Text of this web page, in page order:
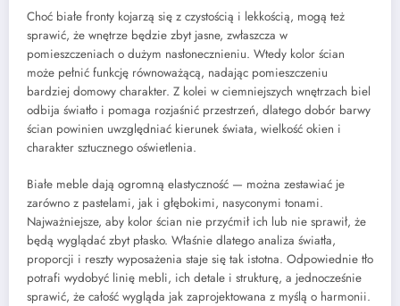
Choć białe fronty kojarzą się z czystością i lekkością, mogą też
sprawić, że wnętrze będzie zbyt jasne, zwłaszcza w
pomieszczeniach o dużym nasłonecznieniu. Wtedy kolor ścian
może pełnić funkcję równoważącą, nadając pomieszczeniu
bardziej domowy charakter. Z kolei w ciemniejszych wnętrzach biel
odbija światło i pomaga rozjaśnić przestrzeń, dlatego dobór barwy
ścian powinien uwzględniać kierunek świata, wielkość okien i
charakter sztucznego oświetlenia.
Białe meble dają ogromną elastyczność — można zestawiać je
zarówno z pastelami, jak i głębokimi, nasyconymi tonami.
Najważniejsze, aby kolor ścian nie przyćmił ich lub nie sprawił, że
będą wyglądać zbyt płasko. Właśnie dlatego analiza światła,
proporcji i reszty wyposażenia staje się tak istotna. Odpowiednie tło
potrafi wydobyć linię mebli, ich detale i strukturę, a jednocześnie
sprawić, że całość wygląda jak zaprojektowana z myślą o harmonii.